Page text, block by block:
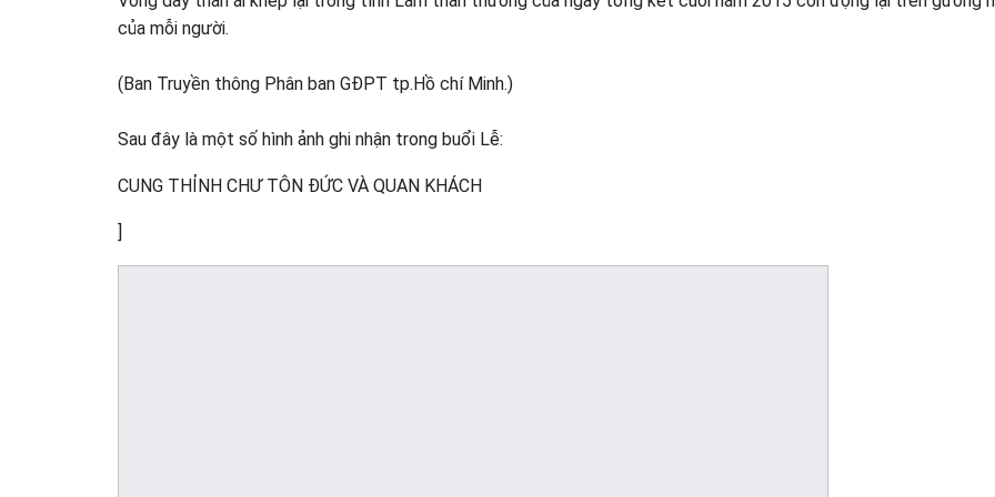
của mỗi người.
(Ban Truyền thông Phân ban GĐPT tp.Hồ chí Minh.)
Sau đây là một số hình ảnh ghi nhận trong buổi Lễ:
CUNG THỈNH CHƯ TÔN ĐỨC VÀ QUAN KHÁCH
]